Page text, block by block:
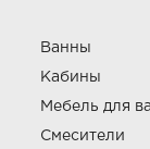
Ванны
Кабины
Мебель для
Смесители